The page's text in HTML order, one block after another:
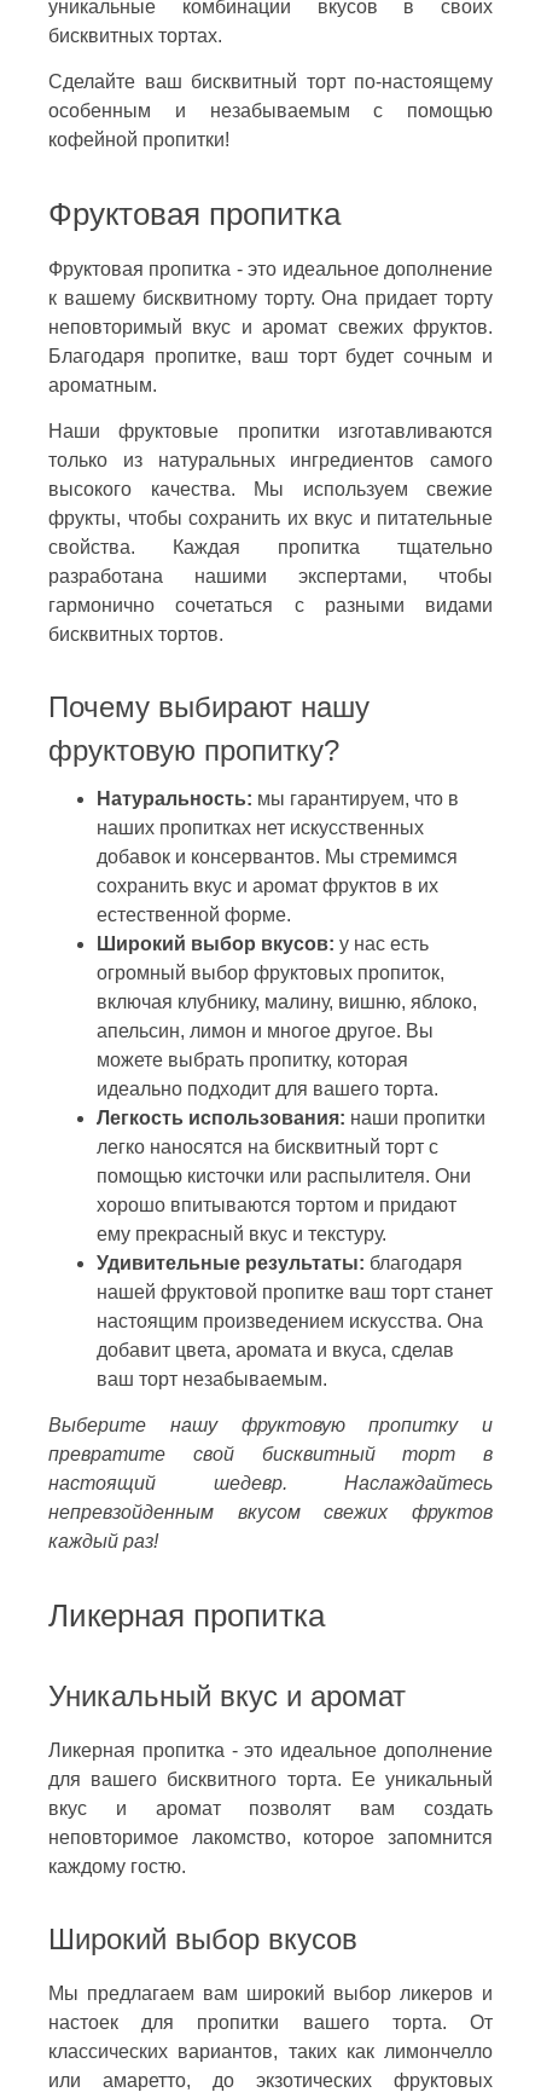
уникальные комбинации вкусов в своих
бисквитных тортах.
Сделайте ваш бисквитный торт по-настоящему
особенным и незабываемым с помощью
кофейной пропитки!
Фруктовая пропитка
Фруктовая пропитка - это идеальное дополнение
к вашему бисквитному торту. Она придает торту
неповторимый вкус и аромат свежих фруктов.
Благодаря пропитке, ваш торт будет сочным и
ароматным.
Наши фруктовые пропитки изготавливаются
только из натуральных ингредиентов самого
высокого качества. Мы используем свежие
фрукты, чтобы сохранить их вкус и питательные
свойства. Каждая пропитка тщательно
разработана нашими экспертами, чтобы
гармонично сочетаться с разными видами
бисквитных тортов.
Почему выбирают нашу
фруктовую пропитку?
Натуральность: мы гарантируем, что в
наших пропитках нет искусственных
добавок и консервантов. Мы стремимся
сохранить вкус и аромат фруктов в их
естественной форме.
Широкий выбор вкусов: у нас есть
огромный выбор фруктовых пропиток,
включая клубнику, малину, вишню, яблоко,
апельсин, лимон и многое другое. Вы
можете выбрать пропитку, которая
идеально подходит для вашего торта.
Легкость использования: наши пропитки
легко наносятся на бисквитный торт с
помощью кисточки или распылителя. Они
хорошо впитываются тортом и придают
ему прекрасный вкус и текстуру.
Удивительные результаты: благодаря
нашей фруктовой пропитке ваш торт станет
настоящим произведением искусства. Она
добавит цвета, аромата и вкуса, сделав
ваш торт незабываемым.
Выберите нашу фруктовую пропитку и
превратите свой бисквитный торт в
настоящий шедевр. Наслаждайтесь
непревзойденным вкусом свежих фруктов
каждый раз!
Ликерная пропитка
Уникальный вкус и аромат
Ликерная пропитка - это идеальное дополнение
для вашего бисквитного торта. Ее уникальный
вкус и аромат позволят вам создать
неповторимое лакомство, которое запомнится
каждому гостю.
Широкий выбор вкусов
Мы предлагаем вам широкий выбор ликеров и
настоек для пропитки вашего торта. От
классических вариантов, таких как лимончелло
или амаретто, до экзотических фруктовых